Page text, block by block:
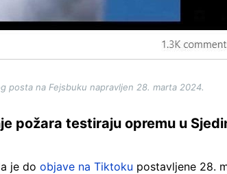
posta na Fejsbuku napravljen 28. marta 2024.
požara testiraju opremu u
je do objave na Tiktoku postavljene 28.